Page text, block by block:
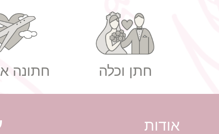
בר לאירועים
חתן וכלה חתונה
אודות